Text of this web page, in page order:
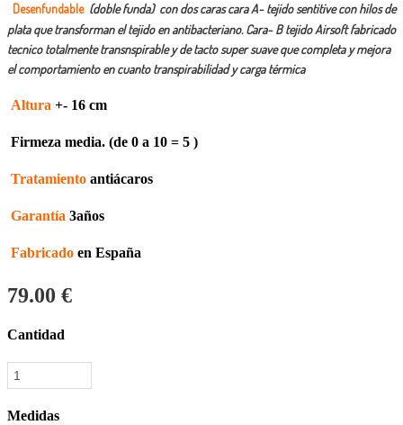
Desenfundable (doble funda) con dos caras cara A- tejido sentitive con hilos de
plata que transforman el tejido en antibacteriano. Cara- B tejido Airsoft fabricado
tecnico totalmente transnspirable y de tacto super suave que completa y mejora
el comportamiento en cuanto transpirabilidad y carga térmica
Altura +- 16 cm
Firmeza media. (de 0 a 10 = 5 )
Tratamiento antiácaros
Garantía 3años
Fabricado en España
79.00 €
Cantidad
Medidas